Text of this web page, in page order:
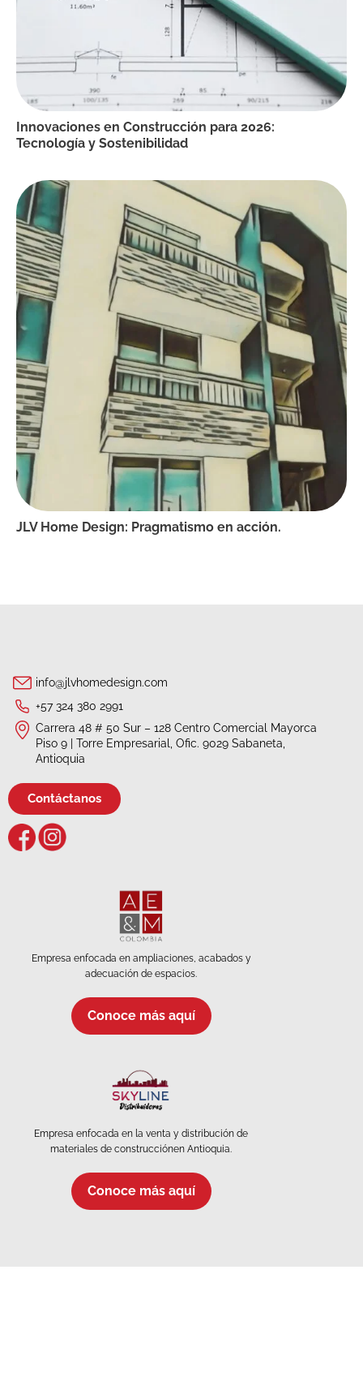
Innovaciones en Construcción para 2026:
Tecnología y Sostenibilidad
JLV Home Design: Pragmatismo en acción.
info@jlvhomedesign.com
+57 324 380 2991
Carrera 48 # 50 Sur – 128 Centro Comercial Mayorca
Piso 9 | Torre Empresarial, Ofic. 9029 Sabaneta,
Antioquia
Contáctanos
Empresa enfocada en ampliaciones, acabados y
adecuación de espacios.
Conoce más aquí
Empresa enfocada en la venta y distribución de
materiales de construcciónen Antioquia.
Conoce más aquí